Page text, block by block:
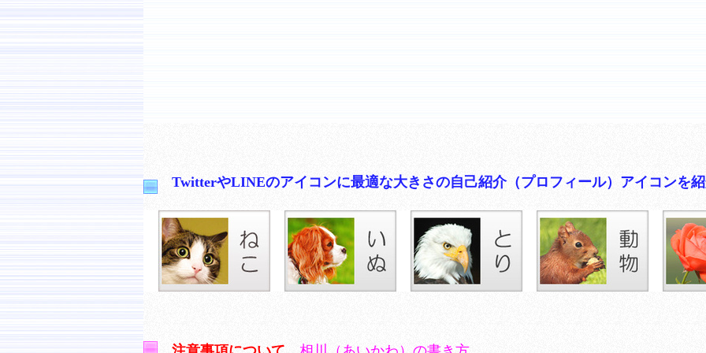
TwitterやLINEのアイコンに最適な大きさの自己紹介（プロフィール）アイコンを